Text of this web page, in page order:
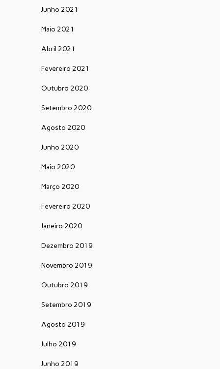
Junho 2021
Maio 2021
Abril 2021
Fevereiro 2021
Outubro 2020
Setembro 2020
Agosto 2020
Junho 2020
Maio 2020
Março 2020
Fevereiro 2020
Janeiro 2020
Dezembro 2019
Novembro 2019
Outubro 2019
Setembro 2019
Agosto 2019
Julho 2019
Junho 2019